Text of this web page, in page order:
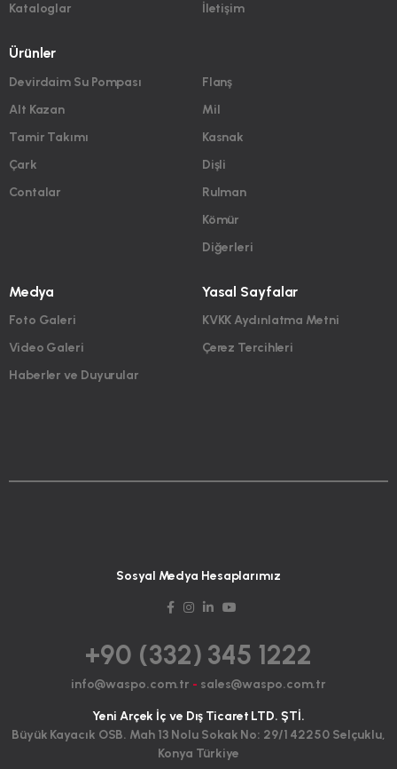
Kataloglar
İletişim
Ürünler
Devirdaim Su Pompası
Alt Kazan
Tamir Takımı
Çark
Contalar
Flanş
Mil
Kasnak
Dişli
Rulman
Kömür
Diğerleri
Medya
Foto Galeri
Video Galeri
Haberler ve Duyurular
Yasal Sayfalar
KVKK Aydınlatma Metni
Çerez Tercihleri
Sosyal Medya Hesaplarımız
+90 (332) 345 1222
info@waspo.com.tr - sales@waspo.com.tr
Yeni Arçek İç ve Dış Ticaret LTD. ŞTİ.
Büyük Kayacık OSB. Mah 13 Nolu Sokak No: 29/1 42250 Selçuklu,
Konya Türkiye